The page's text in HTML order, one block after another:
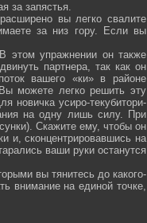
за запястья.
вы легко свалите
за низ гору. Если вы
этом упражнении он также
партнера, так как он
вашего «ки» в районе
можете легко решить эту
новичка усиро-текубитори-
на одну лишь силу. При
Скажите ему, чтобы он
и, сконцентрировавшись на
ваши руки останутся
вы тянитесь до какого-
внимание на единой точке,